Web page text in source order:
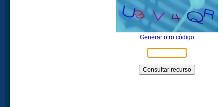
Generar otro código